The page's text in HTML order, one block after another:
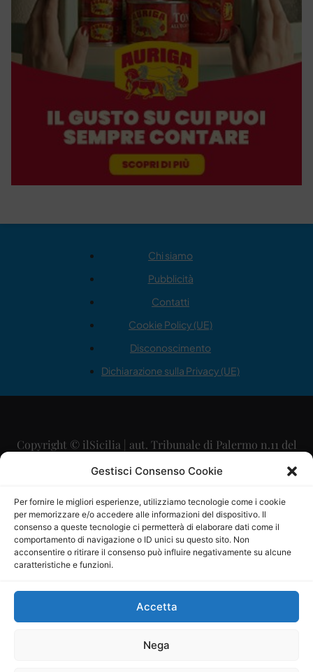
Gestisci Consenso Cookie
Per fornire le migliori esperienze, utilizziamo tecnologie come i cookie
per memorizzare e/o accedere alle informazioni del dispositivo. Il
consenso a queste tecnologie ci permetterà di elaborare dati come il
comportamento di navigazione o ID unici su questo sito. Non
acconsentire o ritirare il consenso può influire negativamente su alcune
caratteristiche e funzioni.
Accetta
Nega
Chi siamo
Pubblicità
Contatti
Cookie Policy (UE)
Disconoscimento
Dichiarazione sulla Privacy (UE)
Copyright © ilSicilia | aut. Tribunale di Palermo n.11 del
29/09/2015
Direttore Editoriale: Maurizio Scaglione
Direttore Responsabile: Maria Calabrese
P.IVA: 06334930820
Mercurio Comunicazione Società Cooperativa a r.l. è
iscritta al Registro degli Operatori di Comunicazione al